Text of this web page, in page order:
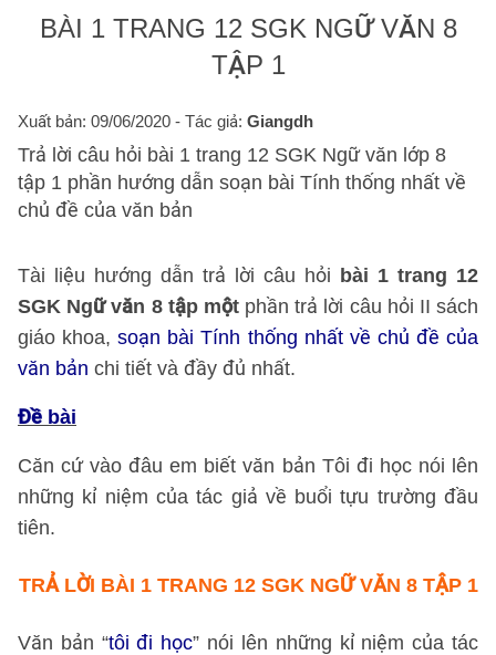
BÀI 1 TRANG 12 SGK NGỮ VĂN 8
TẬP 1
Xuất bản: 09/06/2020 - Tác giả: Giangdh
Trả lời câu hỏi bài 1 trang 12 SGK Ngữ văn lớp 8
tập 1 phần hướng dẫn soạn bài Tính thống nhất về
chủ đề của văn bản
Tài liệu hướng dẫn trả lời câu hỏi bài 1 trang 12
SGK Ngữ văn 8 tập mộtphần trả lời câu hỏi II sách
giáo khoa,soạn bài Tính thống nhất về chủ đề của
văn bản chi tiết và đầy đủ nhất.
Đề bài
Căn cứ vào đâu em biết văn bản Tôi đi học nói lên
những kỉ niệm của tác giả về buổi tựu trường đầu
tiên.
TRẢ LỜI BÀI 1 TRANG 12 SGK NGỮ VĂN 8 TẬP 1
Văn bản “tôi đi học” nói lên những kỉ niệm của tác